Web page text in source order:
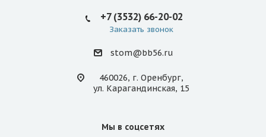
+7 (3532) 66-20-02
Заказать звонок
stom@bb56.ru
460026, г. Оренбург,
ул. Карагандинская, 15
Мы в соцсетях